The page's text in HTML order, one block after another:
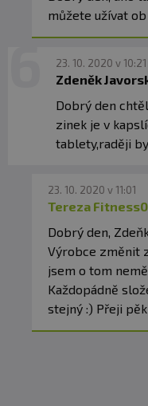
můžete užívat
23. 10. 2020 v 10:21
Zdeněk
Dobrý den
zinek je v
tablety,raději
23. 10. 2020 v 11:01
Tereza
Dobrý den,
Výrobce změnit
jsem o tom
Každopádně
stejný :) Přeji